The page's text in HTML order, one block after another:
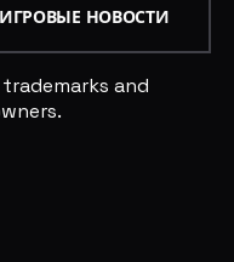
ИГРОВЫЕ НОВОСТИ
and